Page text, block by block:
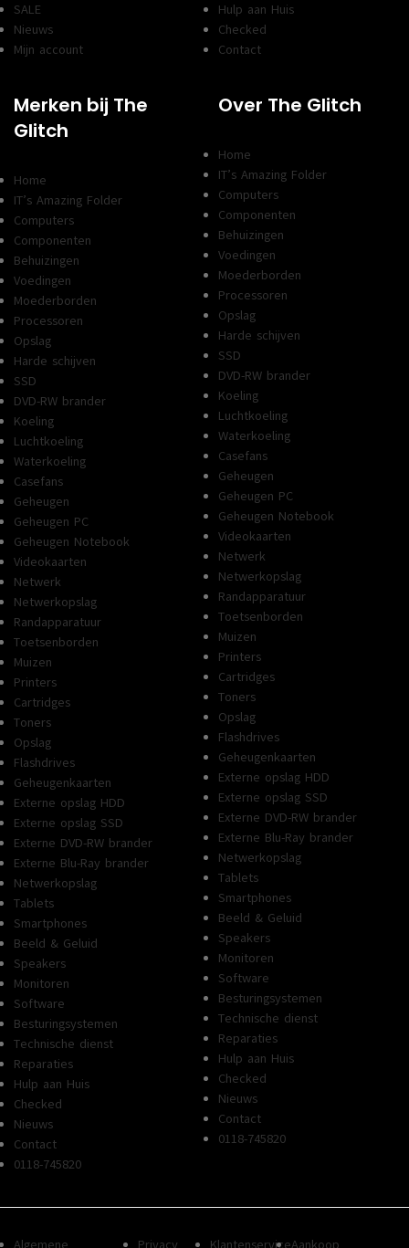
SALE
Nieuws
Mijn account
Hulp aan Huis
Checked
Contact
Merken bij The
Glitch
Home
IT’s Amazing Folder
Computers
Componenten
Behuizingen
Voedingen
Moederborden
Processoren
Opslag
Harde schijven
SSD
DVD-RW brander
Koeling
Luchtkoeling
Waterkoeling
Casefans
Geheugen
Geheugen PC
Geheugen Notebook
Videokaarten
Netwerk
Netwerkopslag
Randapparatuur
Toetsenborden
Muizen
Printers
Cartridges
Toners
Opslag
Flashdrives
Geheugenkaarten
Externe opslag HDD
Externe opslag SSD
Externe DVD-RW brander
Externe Blu-Ray brander
Netwerkopslag
Tablets
Smartphones
Beeld & Geluid
Speakers
Monitoren
Software
Besturingsystemen
Technische dienst
Reparaties
Hulp aan Huis
Checked
Nieuws
Contact
0118-745820
Over The Glitch
Home
IT’s Amazing Folder
Computers
Componenten
Behuizingen
Voedingen
Moederborden
Processoren
Opslag
Harde schijven
SSD
DVD-RW brander
Koeling
Luchtkoeling
Waterkoeling
Casefans
Geheugen
Geheugen PC
Geheugen Notebook
Videokaarten
Netwerk
Netwerkopslag
Randapparatuur
Toetsenborden
Muizen
Printers
Cartridges
Toners
Opslag
Flashdrives
Geheugenkaarten
Externe opslag HDD
Externe opslag SSD
Externe DVD-RW brander
Externe Blu-Ray brander
Netwerkopslag
Tablets
Smartphones
Beeld & Geluid
Speakers
Monitoren
Software
Besturingsystemen
Technische dienst
Reparaties
Hulp aan Huis
Checked
Nieuws
Contact
0118-745820